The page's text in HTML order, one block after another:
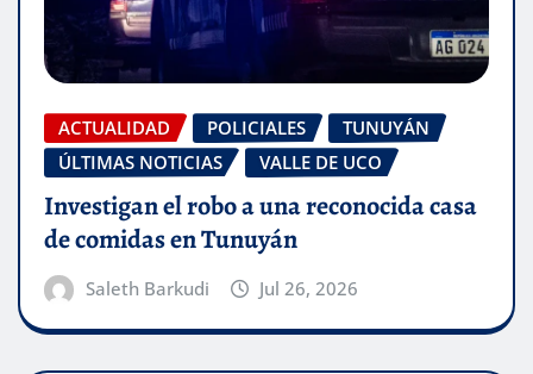
ACTUALIDAD POLICIALES
TUNUYÁN
ÚLTIMAS NOTICIAS
VALLE DE UCO
Investigan el robo a una reconocida casa
de comidas en Tunuyán
Saleth Barkudi Jul 26, 2026